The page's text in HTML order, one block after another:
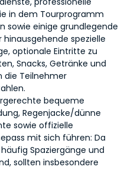
in dem Tourprogramm
sowie einige grundlegende
spezielle
optionale Eintritte zu
Snacks, Getränke und
die Teilnehmer
bequeme
Regenjacke/dünne
sowie offizielle
mit sich führen: Da
Spaziergänge und
sollten insbesondere